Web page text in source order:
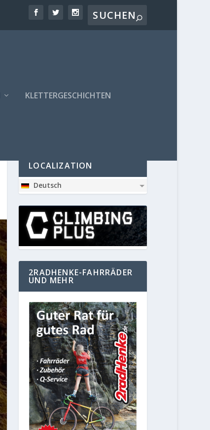
KLETTERGESCHICHTEN
LOCALIZATION
Deutsch
2RADHENKE-FAHRRÄDER
UND MEHR